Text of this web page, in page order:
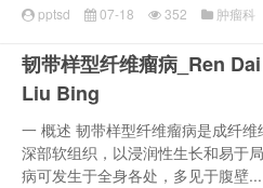
pptsd 07-18 352 肿瘤科
韧带样型纤维瘤病_Ren
Liu Bing
一 概述 韧带样型纤维瘤病是成纤
深部软组织，以浸润性生长和易于
病可发生于全身各处，多见于腹壁...